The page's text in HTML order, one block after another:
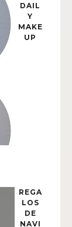
DAIL
Y
MAKE
UP
REGA
LOS
DE
NAVI